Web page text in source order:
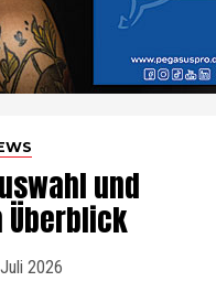
und
Überblick
2026